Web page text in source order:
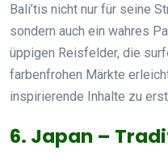
Bali’tis nicht nur für seine
sondern auch ein wahres
üppigen Reisfelder, die
farbenfrohen Märkte
inspirierende Inhalte zu
6. Japan –